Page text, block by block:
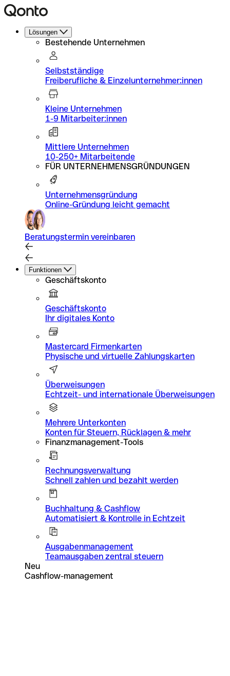
Lösungen
Bestehende Unternehmen
Selbstständige
Freiberufliche & Einzelunternehmer:innen
Kleine Unternehmen
1-9 Mitarbeiter:innen
Mittlere Unternehmen
10-250+ Mitarbeitende
FÜR UNTERNEHMENSGRÜNDUNGEN
Unternehmensgründung
Online-Gründung leicht gemacht
Beratungstermin vereinbaren
Funktionen
Geschäftskonto
Geschäftskonto
Ihr digitales Konto
Mastercard Firmenkarten
Physische und virtuelle Zahlungskarten
Überweisungen
Echtzeit- und internationale Überweisungen
Mehrere Unterkonten
Konten für Steuern, Rücklagen & mehr
Finanzmanagement-Tools
Rechnungsverwaltung
Schnell zahlen und bezahlt werden
Buchhaltung & Cashflow
Automatisiert & Kontrolle in Echtzeit
Ausgabenmanagement
Teamausgaben zentral steuern
Neu
Cashflow-management